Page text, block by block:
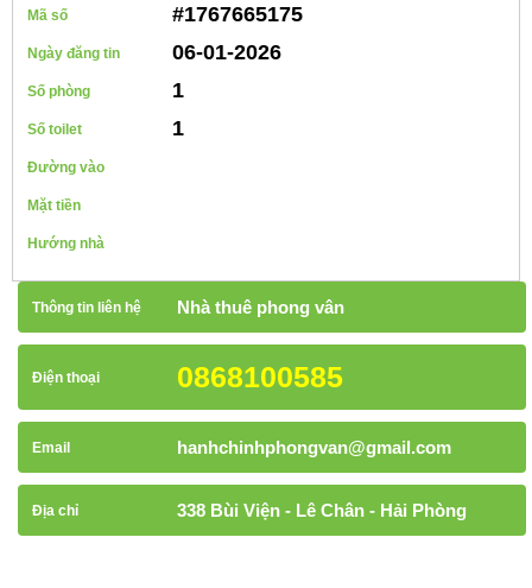
Mã số #1767665175
Ngày đăng tin 06-01-2026
Số phòng 1
Số toilet 1
Đường vào
Mặt tiền
Hướng nhà
Thông tin liên hệ Nhà thuê phong vân
Điện thoại 0868100585
Email hanhchinhphongvan@gmail.com
Địa chỉ 338 Bùi Viện - Lê Chân - Hải Phòng